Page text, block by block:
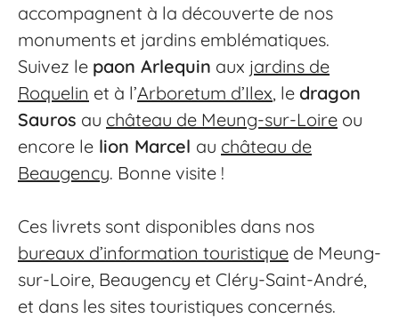
accompagnent à la découverte de nos
monuments et jardins emblématiques.
Suivez le paon Arlequin aux jardins de
Roquelin et à l’Arboretum d’Ilex, le dragon
Sauros au château de Meung-sur-Loire ou
encore le lion Marcel au château de
Beaugency. Bonne visite !
Ces livrets sont disponibles dans nos
bureaux d’information touristique de Meung-
sur-Loire, Beaugency et Cléry-Saint-André,
et dans les sites touristiques concernés.